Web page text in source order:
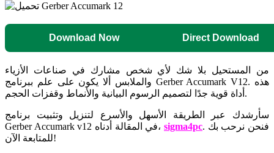
Download Now Direct Download
من المستحيل بلا شك لأي شخص مشارك في صناعات الأزياء
والملابس ألا يكون على علم ببرنامج Gerber Accumark V12. هذه
أداة قوية جدًا لتصميم الرسوم البيانية والأنماط وقفزات الحجم.
سأرشدك عبر الطريقة الأسهل والأسرع لتنزيل وتثبيت برنامج
Gerber Accumark v12 في المقالة أدناه،sigma4pc. فنحن نرحب بك
للمتابعة الآن!